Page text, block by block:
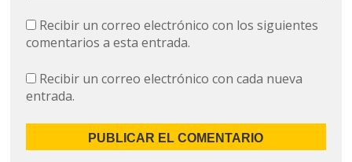
Recibir un correo electrónico con los siguientes
comentarios a esta entrada.
Recibir un correo electrónico con cada nueva
entrada.